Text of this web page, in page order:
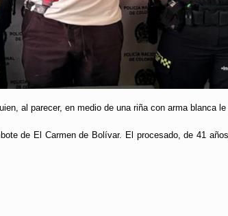
al parecer, en medio de una riña con arma blanca
de El Carmen de Bolívar. El procesado, de 41